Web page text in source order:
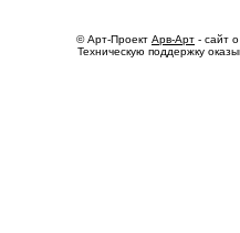
© Арт-Проект Арв-Арт - сайт
Техническую поддержку